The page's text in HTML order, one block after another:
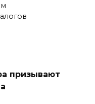
призывают